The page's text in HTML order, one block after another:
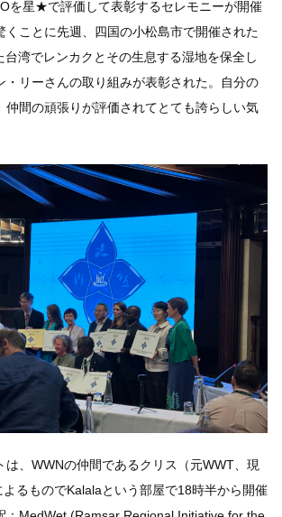
を星★で評価して表彰するセレモニーが開催
くことに先週、四国の小松島市で開催された
台湾でレンカクとその生息する湿地を保全し
・リーさんの取り組みが表彰された。自分の
仲間の頑張りが評価されてとても誇らしい気
は、WWNの仲間であるクリス（元WWT、現
るものでKalalaという部屋で18時半から開催